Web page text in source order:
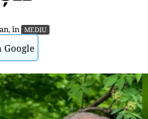
, în MEDIU
Google